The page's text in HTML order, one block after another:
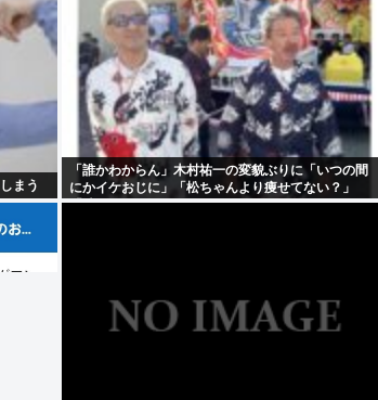
まう
「誰かわからん」木村祐一の変貌ぶりに「いつの間
にかイケおじに」「松ちゃんより痩せてない？」
「渋く」